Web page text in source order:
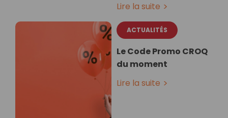
Lire la suite
ACTUALITÉS
Le Code Promo CROQ
du moment
Lire la suite